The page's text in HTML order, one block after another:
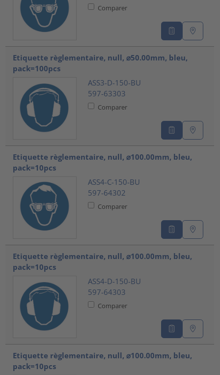
Comparer
Etiquette règlementaire, null, ⌀50.00mm, bleu,
pack=100pcs
ASS3-D-150-BU
597-63303
Comparer
Etiquette règlementaire, null, ⌀100.00mm, bleu,
pack=10pcs
ASS4-C-150-BU
597-64302
Comparer
Etiquette règlementaire, null, ⌀100.00mm, bleu,
pack=10pcs
ASS4-D-150-BU
597-64303
Comparer
Etiquette règlementaire, null, ⌀100.00mm, bleu,
pack=10pcs